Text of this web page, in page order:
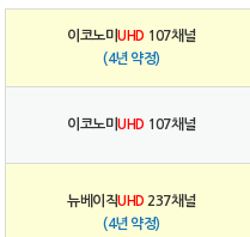
이코노미UHD 107채널
(4년 약정)
이코노미UHD 107채널
뉴베이직UHD 237채널
(4년 약정)